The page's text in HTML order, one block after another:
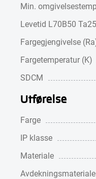
Min.
Levetid L70B50
Fargegjengivelse
Fargetemperatur (K)
SDCM
Utførelse
Farge
IP klasse
Materiale
Avdekningsmateriale